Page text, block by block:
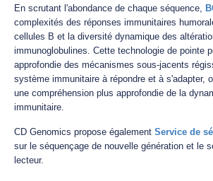
En scrutant l'abondance de chaque séquence,
complexités des réponses immunitaires
cellules B et la diversité dynamique des
immunoglobulines. Cette technologie de pointe
approfondie des mécanismes sous-jacents
système immunitaire à répondre et à s'adapter,
une compréhension plus approfondie de la
immunitaire.
CD Genomics propose également Service de
sur le séquençage de nouvelle génération et le
lecteur.